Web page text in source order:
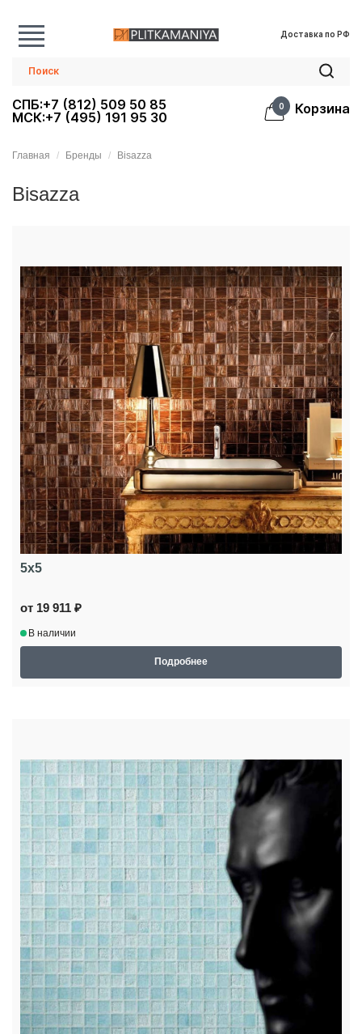
Доставка по РФ
СПБ:+7 (812) 509 50 85
МСК:+7 (495) 191 95 30
0 Корзина
Главная Бренды Bisazza
Bisazza
5x5
от 19 911 ₽
В наличии
Подробнее